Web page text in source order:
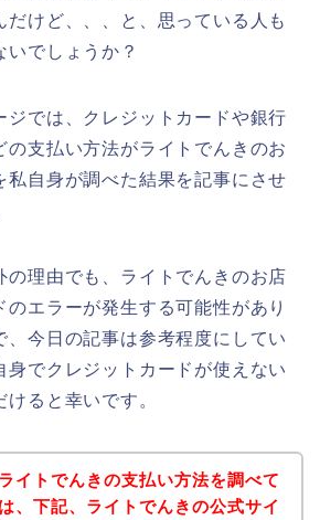
だけど、、、と、思っている人も
いでしょうか？
ジでは、クレジットカードや銀行
の支払い方法がライトでんきのお
私自身が調べた結果を記事にさせ
の理由でも、ライトでんきのお店
のエラーが発生する可能性があり
、今日の記事は参考程度にしてい
身でクレジットカードが使えない
ると幸いです。
イトでんきの支払い方法を調べて
、下記、ライトでんきの公式サイ